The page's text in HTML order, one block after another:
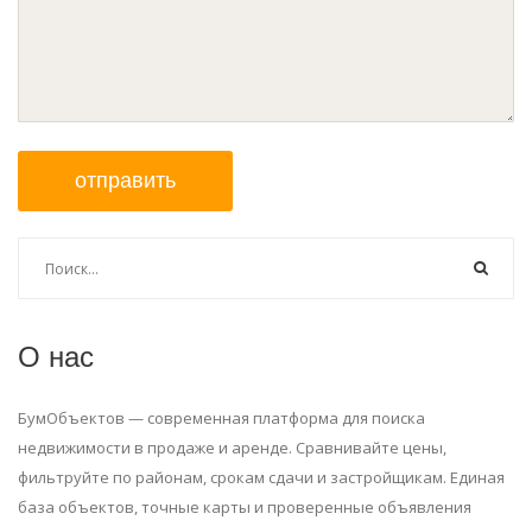
отправить
О нас
БумОбъектов — современная платформа для поиска
недвижимости в продаже и аренде. Сравнивайте цены,
фильтруйте по районам, срокам сдачи и застройщикам. Единая
база объектов, точные карты и проверенные объявления